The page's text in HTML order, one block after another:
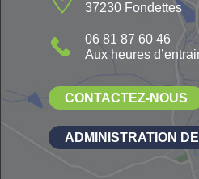
37230 Fondettes
06 81 87 60 46
Aux heures
CONTACTEZ-NOUS
ADMINISTRATION